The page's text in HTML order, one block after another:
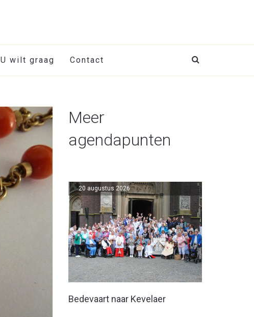
U wilt graag Contact
Meer
agendapunten
Bedevaart naar Kevelaer
20 augustus 2026